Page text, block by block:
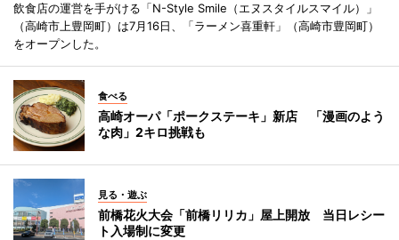
飲食店の運営を手がける「N-Style Smile（エヌスタイルスマイル）」
（高崎市上豊岡町）は7月16日、「ラーメン喜重軒」（高崎市豊岡町）
をオープンした。
食べる
高崎オーパ「ポークステーキ」新店 「漫画のよう
な肉」2キロ挑戦も
見る・遊ぶ
前橋花火大会「前橋リリカ」屋上開放 当日レシー
ト入場制に変更